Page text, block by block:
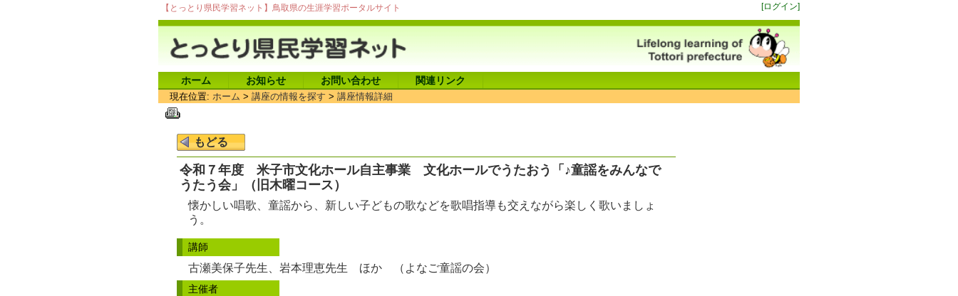
【とっとり県民学習ネット】鳥取県の生涯学習ポータルサイト [ログイン]
ホーム お知らせ お問い合わせ 関連リンク
現在位置: ホーム > 講座の情報を探す > 講座情報詳細
令和７年度 米子市文化ホール自主事業 文化ホールでうたおう「♪童謡をみんなで
うたう会」（旧木曜コース）
懐かしい唱歌、童謡から、新しい子どもの歌などを歌唱指導も交えながら楽しく歌いましょ
う。
講師
古瀬美保子先生、岩本理恵先生 ほか （よなご童謡の会）
主催者